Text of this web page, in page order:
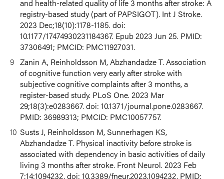
and health-related quality of life 3 months after stroke: A
registry-based study (part of PAPSIGOT). Int J Stroke.
2023 Dec;18(10):1178-1185. doi:
10.1177/17474930231184367. Epub 2023 Jun 25. PMID:
37306491; PMCID: PMC11927031.
Zanin A, Reinholdsson M, Abzhandadze T. Association
of cognitive function very early after stroke with
subjective cognitive complaints after 3 months, a
register-based study. PLoS One. 2023 Mar
29;18(3):e0283667. doi: 10.1371/journal.pone.0283667.
PMID: 36989313; PMCID: PMC10057757.
Susts J, Reinholdsson M, Sunnerhagen KS,
Abzhandadze T. Physical inactivity before stroke is
associated with dependency in basic activities of daily
living 3 months after stroke. Front Neurol. 2023 Feb
7;14:1094232. doi: 10.3389/fneur.2023.1094232. PMID: